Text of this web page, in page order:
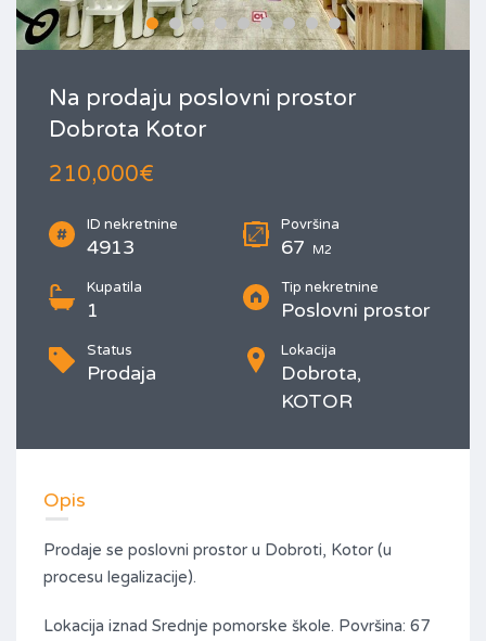
Na prodaju poslovni prostor
Dobrota Kotor
210,000€
ID nekretnine
4913
Površina
67 M2
Kupatila
1
Tip nekretnine
Poslovni prostor
Status
Prodaja
Lokacija
Dobrota,
KOTOR
Opis
Prodaje se poslovni prostor u Dobroti, Kotor (u
procesu legalizacije).
Lokacija iznad Srednje pomorske škole. Površina: 67